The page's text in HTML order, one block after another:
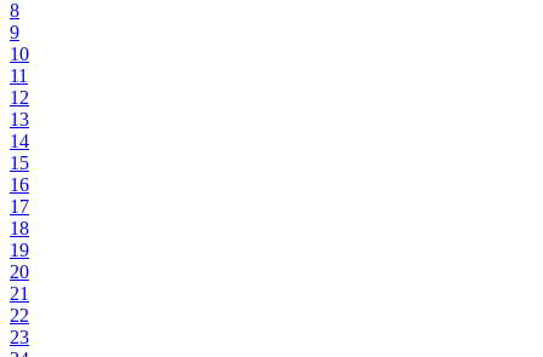
8
9
10
11
12
13
14
15
16
17
18
19
20
21
22
23